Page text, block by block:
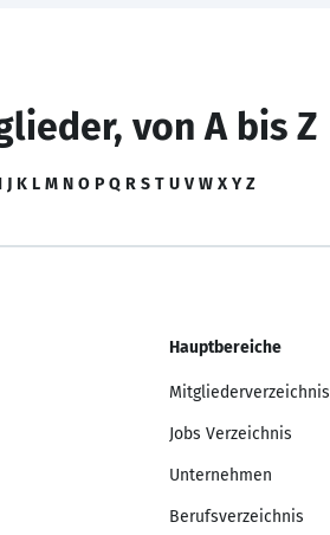
von A bis Z
I J K L M N O P Q R S T U V W X Y Z
Hauptbereiche
Mitgliederverzeichnis
Jobs Verzeichnis
Unternehmen
Berufsverzeichnis